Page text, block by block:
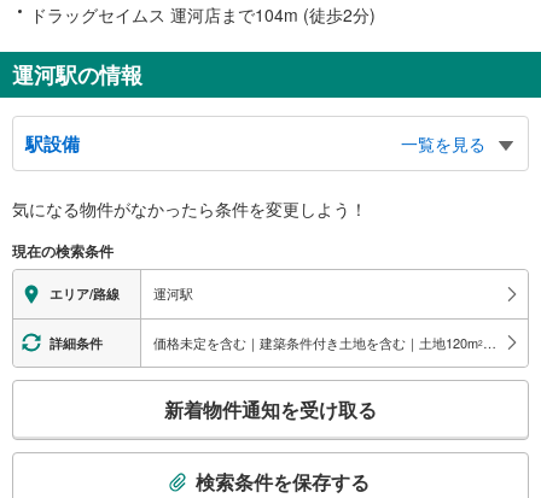
ドラッグセイムス 運河店まで104m (徒歩2分)
運河駅の情報
駅設備
一覧を見る
※段差なしでの移動経路
地上⇔改札⇔ホーム：○
エレベータ
・各ホーム⇔改札
・改札⇔東口
・改札⇔西口
エスカレータ
・改札⇔東口
・改札⇔西口
気になる物件がなかったら条件を変更しよう！
現在の検索条件
エリア/路線 運河駅
詳細条件 価格未定を含む｜建築条件付き土地を含む｜土地120m2 以上
検
新着物件通知を受け取る
検索条件を保存する